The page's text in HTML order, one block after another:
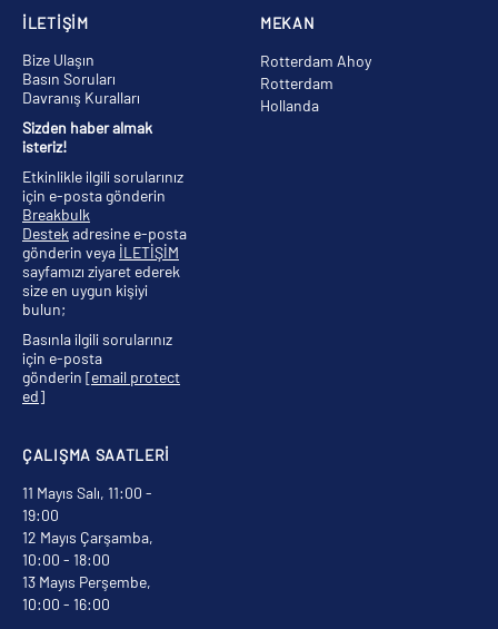
MEKAN
Rotterdam Ahoy
Rotterdam
Hollanda
ÇALIŞMA SAATLERİ
11 Mayıs Salı, 11:00 -
19:00
12 Mayıs Çarşamba,
10:00 - 18:00
13 Mayıs Perşembe,
10:00 - 16:00
İLETİŞİM
Bize Ulaşın
Basın Soruları
Davranış Kuralları
Sizden haber almak
isteriz!
Etkinlikle ilgili sorularınız
için e-posta gönderin
Breakbulk
Destek adresine e-posta
gönderin veya İLETİŞİM
sayfamızı ziyaret ederek
size en uygun kişiyi
bulun;
Basınla ilgili sorularınız
için e-posta
gönderin [email protect
ed]